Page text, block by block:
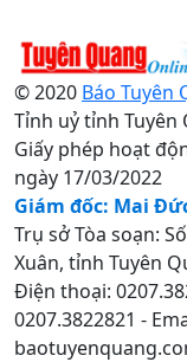
© 2020 Báo Tuyên
Tỉnh uỷ tỉnh Tuyên
Giấy phép hoạt
ngày 17/03/2022
Giám đốc: Mai
Trụ sở Tòa soạn:
Xuân, tỉnh Tuyên
Điện thoại:
0207.3822821 -